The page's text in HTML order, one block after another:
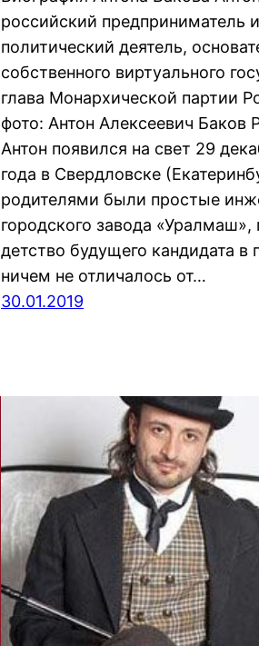
российский предприниматель и
политический деятель,
собственного виртуального
глава Монархической партии
фото: Антон Алексеевич Баков
Антон появился на свет 29
года в Свердловске
родителями были простые
городского завода «Уралмаш»,
детство будущего кандидата в
ничем не отличалось от…
30.01.2019